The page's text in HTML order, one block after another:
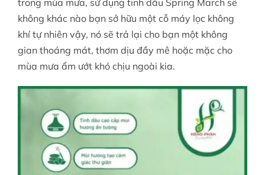
không khác nào bạn sở hữu một cỗ máy lọc không
khí tự nhiên vậy, nó sẽ trả lại cho bạn một không
gian thoáng mát, thơm dịu đầy mê hoặc mặc cho
mùa mưa ẩm ướt khó chịu ngoài kia.